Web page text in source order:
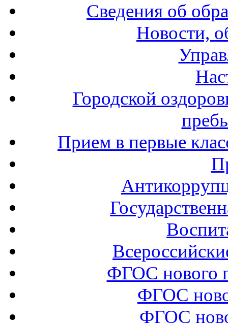
Сведения об
Новости,
Городской
Прием в первые
ФГОС нового
ФГОС
ФГОС